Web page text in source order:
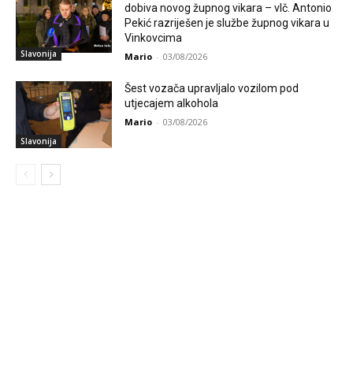
Slavonija
dobiva novog župnog vikara – vlč. Antonio
Pekić razriješen je službe župnog vikara u
Vinkovcima
Mario - 03/08/2026
Slavonija
Šest vozača upravljalo vozilom pod
utjecajem alkohola
Mario - 03/08/2026